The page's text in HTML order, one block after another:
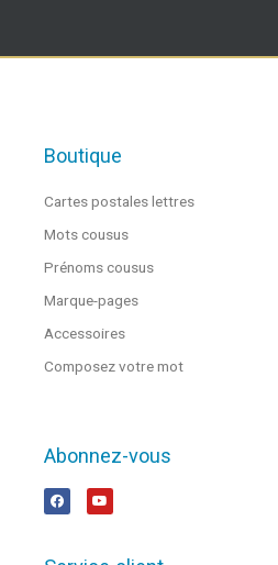
Boutique
Cartes postales lettres
Mots cousus
Prénoms cousus
Marque-pages
Accessoires
Composez votre mot
Abonnez-vous